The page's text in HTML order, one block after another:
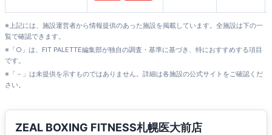
※上記には、施設運営者から情報提供のあった施設を掲載しています。全施設は下の一
覧で確認できます。
※「○」は、FIT PALETTE編集部が独自の調査・基準に基づき、特におすすめする項目
です。
※「－」は未提供を示すものではありません。詳細は各施設の公式サイトをご確認くだ
さい。
ZEAL BOXING FITNESS札幌医大前店